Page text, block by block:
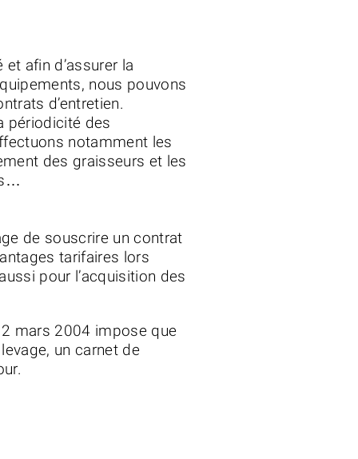
afin d’assurer la
nous pouvons
contrats d’entretien.
des
notamment les
des graisseurs et les
souscrire un contrat
tarifaires lors
pour l’acquisition des
2 mars 2004 impose que
un carnet de